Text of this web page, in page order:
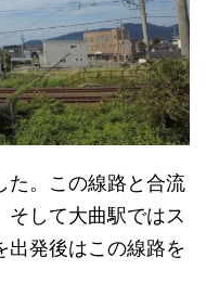
た。この線路と合流
そして大曲駅ではス
出発後はこの線路を